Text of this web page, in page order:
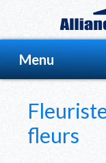
Menu
fleurs